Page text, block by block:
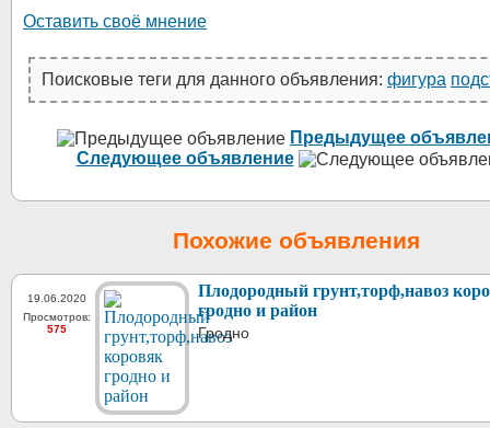
Оставить своё мнение
Поисковые теги для данного объявления: фигура
Предыдущее
Следующее объявление
Похожие объявления
19.06.2020
Просмотров:
575
Плодородный грунт,торф,навоз
гродно и район
Гродно